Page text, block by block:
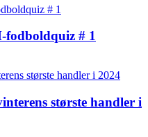
fodboldquiz # 1
største handler i